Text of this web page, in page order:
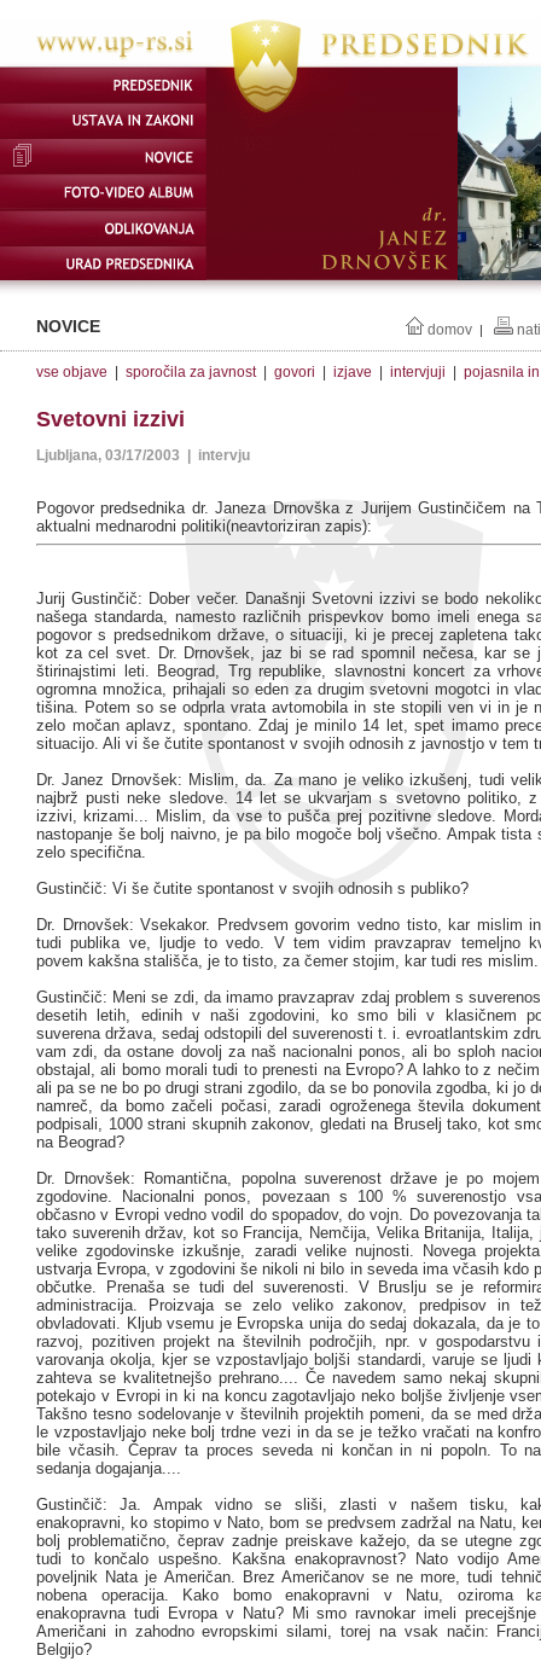
NOVICE domov |
vse objave sporočila za javnost| govori izjave intervjuji pojasnila
Svetovni izzivi
Ljubljana, 03/17/2003 | intervju
Pogovor predsednika dr. Janeza Drnovška z Jurijem Gustinčičem na
aktualni mednarodni politiki(neavtoriziran zapis):
Jurij Gustinčič: Dober večer. Današnji Svetovni izzivi se bodo
našega standarda, namesto različnih prispevkov bomo imeli enega
pogovor s predsednikom države, o situaciji, ki je precej zapletena
kot za cel svet. Dr. Drnovšek, jaz bi se rad spomnil nečesa, kar se
štirinajstimi leti. Beograd, Trg republike, slavnostni koncert za
ogromna množica, prihajali so eden za drugim svetovni mogotci in
tišina. Potem so se odprla vrata avtomobila in ste stopili ven vi in je
zelo močan aplavz, spontano. Zdaj je minilo 14 let, spet imamo
situacijo. Ali vi še čutite spontanost v svojih odnosih z javnostjo v tem
Dr. Janez Drnovšek: Mislim, da. Za mano je veliko izkušenj, tudi
najbrž pusti neke sledove. 14 let se ukvarjam s svetovno politiko, z
izzivi, krizami... Mislim, da vse to pušča prej pozitivne sledove.
nastopanje še bolj naivno, je pa bilo mogoče bolj všečno. Ampak tista
zelo specifična.
Gustinčič: Vi še čutite spontanost v svojih odnosih s publiko?
Dr. Drnovšek: Vsekakor. Predvsem govorim vedno tisto, kar mislim
tudi publika ve, ljudje to vedo. V tem vidim pravzaprav temeljno
povem kakšna stališča, je to tisto, za čemer stojim, kar tudi res mislim.
Gustinčič: Meni se zdi, da imamo pravzaprav zdaj problem s
desetih letih, edinih v naši zgodovini, ko smo bili v klasičnem
suverena država, sedaj odstopili del suverenosti t. i. evroatlantskim
vam zdi, da ostane dovolj za naš nacionalni ponos, ali bo sploh
obstajal, ali bomo morali tudi to prenesti na Evropo? A lahko to z
ali pa se ne bo po drugi strani zgodilo, da se bo ponovila zgodba, ki jo
namreč, da bomo začeli počasi, zaradi ogroženega števila
podpisali, 1000 strani skupnih zakonov, gledati na Bruselj tako, kot
na Beograd?
Dr. Drnovšek: Romantična, popolna suverenost države je po
zgodovine. Nacionalni ponos, povezaan s 100 % suverenostjo
občasno v Evropi vedno vodil do spopadov, do vojn. Do povezovanja
tako suverenih držav, kot so Francija, Nemčija, Velika Britanija, Italija,
velike zgodovinske izkušnje, zaradi velike nujnosti. Novega
ustvarja Evropa, v zgodovini še nikoli ni bilo in seveda ima včasih kdo
občutke. Prenaša se tudi del suverenosti. V Bruslju se je
administracija. Proizvaja se zelo veliko zakonov, predpisov in
obvladovati. Kljub vsemu je Evropska unija do sedaj dokazala, da je
razvoj, pozitiven projekt na številnih področjih, npr. v gospodarstvu
varovanja okolja, kjer se vzpostavljajo boljši standardi, varuje se ljudi
zahteva se kvalitetnejšo prehrano.... Če navedem samo nekaj
potekajo v Evropi in ki na koncu zagotavljajo neko boljše življenje
Takšno tesno sodelovanje v številnih projektih pomeni, da se med
le vzpostavljajo neke bolj trdne vezi in da se je težko vračati na
bile včasih. Čeprav ta proces seveda ni končan in ni popoln. To
sedanja dogajanja....
Gustinčič: Ja. Ampak vidno se sliši, zlasti v našem tisku,
enakopravni, ko stopimo v Nato, bom se predvsem zadržal na Natu,
bolj problematično, čeprav zadnje preiskave kažejo, da se utegne
tudi to končalo uspešno. Kakšna enakopravnost? Nato vodijo
poveljnik Nata je Američan. Brez Američanov se ne more, tudi
nobena operacija. Kako bomo enakopravni v Natu, oziroma
enakopravna tudi Evropa v Natu? Mi smo ravnokar imeli precejšnje
Američani in zahodno evropskimi silami, torej na vsak način:
Belgijo?